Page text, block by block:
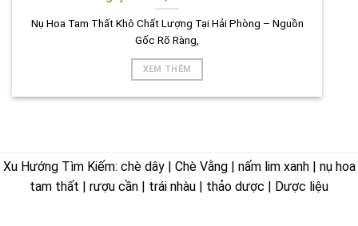
Nụ Hoa Tam Thất Khô Chất Lượng Tại Hải Phòng – Nguồn
Gốc Rõ Ràng,
XEM THÊM
Xu Hướng Tìm Kiếm: chè dây | Chè Vằng | nấm lim xanh | nụ hoa
tam thất | rượu cần | trái nhàu | thảo dược | Dược liệu